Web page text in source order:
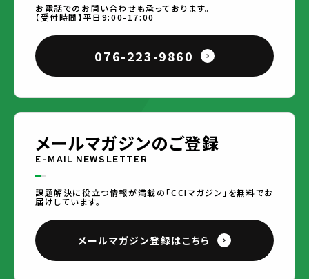
お電話でのお問い合わせも承っております。
【受付時間】平日9:00-17:00
076-223-9860
メールマガジンのご登録
E-MAIL NEWSLETTER
課題解決に役立つ情報が満載の「CCIマガジン」を無料でお
届けしています。
メールマガジン登録はこちら